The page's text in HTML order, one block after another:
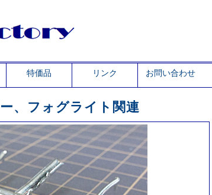
特価品 リンク お問い合わせ
、フォグライト関連